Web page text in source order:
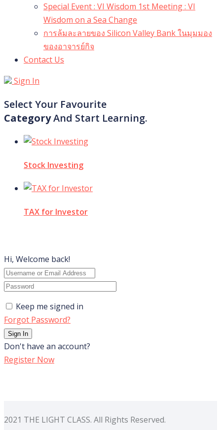
Special Event : VI Wisdom 1st Meeting : VI
Wisdom on a Sea Change
การล้มละลายของ Silicon Valley Bank ในมุมมอง
ของอาจารย์กิจ
Contact Us
Sign In
Select Your Favourite
CategoryAnd Start Learning.
Stock Investing
TAX for Investor
Hi, Welcome back!
Keep me signed in
Forgot Password?
Sign In
Don't have an account?
Register Now
2021 THE LIGHT CLASS. All Rights Reserved.